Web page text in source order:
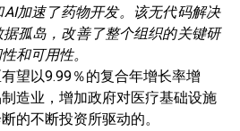
加速了药物开发。该无代码解决
孤岛，改善了整个组织的关键研
和可用性。
望以9.99％的复合年增长率增
造业，增加政府对医疗基础设施
的不断投资所驱动的。